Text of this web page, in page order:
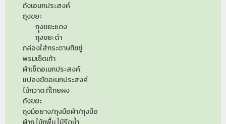
ถังเอนกประสงค์
ถุงขยะ
ถุุงขยะแดง
ถุงขยะดำ
กล่องใส่กระดาษทิชชู่
พรมเช็ดเท้า
ผ้าเช็ดอเนกประสงค์
แปลงขัดอเนกประสงค์
ไม้กวาด ที่โกยผง
ถังขยะ
ถุงมือยาง/ถุงมือผ้า/ถุงมือ